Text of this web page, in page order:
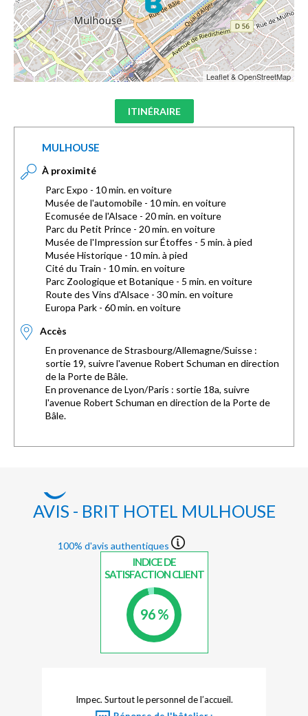
Leaflet & OpenStreetMap
ITINÉRAIRE
MULHOUSE
À proximité
Parc Expo - 10 min. en voiture
Musée de l'automobile - 10 min. en voiture
Ecomusée de l'Alsace - 20 min. en voiture
Parc du Petit Prince - 20 min. en voiture
Musée de l'Impression sur Étoffes - 5 min. à pied
Musée Historique - 10 min. à pied
Cité du Train - 10 min. en voiture
Parc Zoologique et Botanique - 5 min. en voiture
Route des Vins d'Alsace - 30 min. en voiture
Europa Park - 60 min. en voiture
Accès
En provenance de Strasbourg/Allemagne/Suisse :
sortie 19, suivre l'avenue Robert Schuman en direction
de la Porte de Bâle.
En provenance de Lyon/Paris : sortie 18a, suivre
l'avenue Robert Schuman en direction de la Porte de
Bâle.
AVIS - BRIT HOTEL MULHOUSE
100% d'avis authentiques
INDICE DE
SATISFACTION CLIENT
96 %
Impec. Surtout le personnel de l’accueil.